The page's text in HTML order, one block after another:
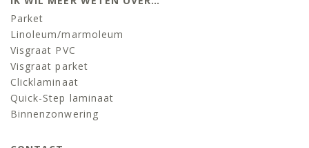
Parket
Linoleum/marmoleum
Visgraat PVC
Visgraat parket
Clicklaminaat
Quick-Step laminaat
Binnenzonwering